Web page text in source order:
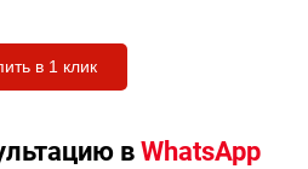
в 1 клик
вWhatsApp